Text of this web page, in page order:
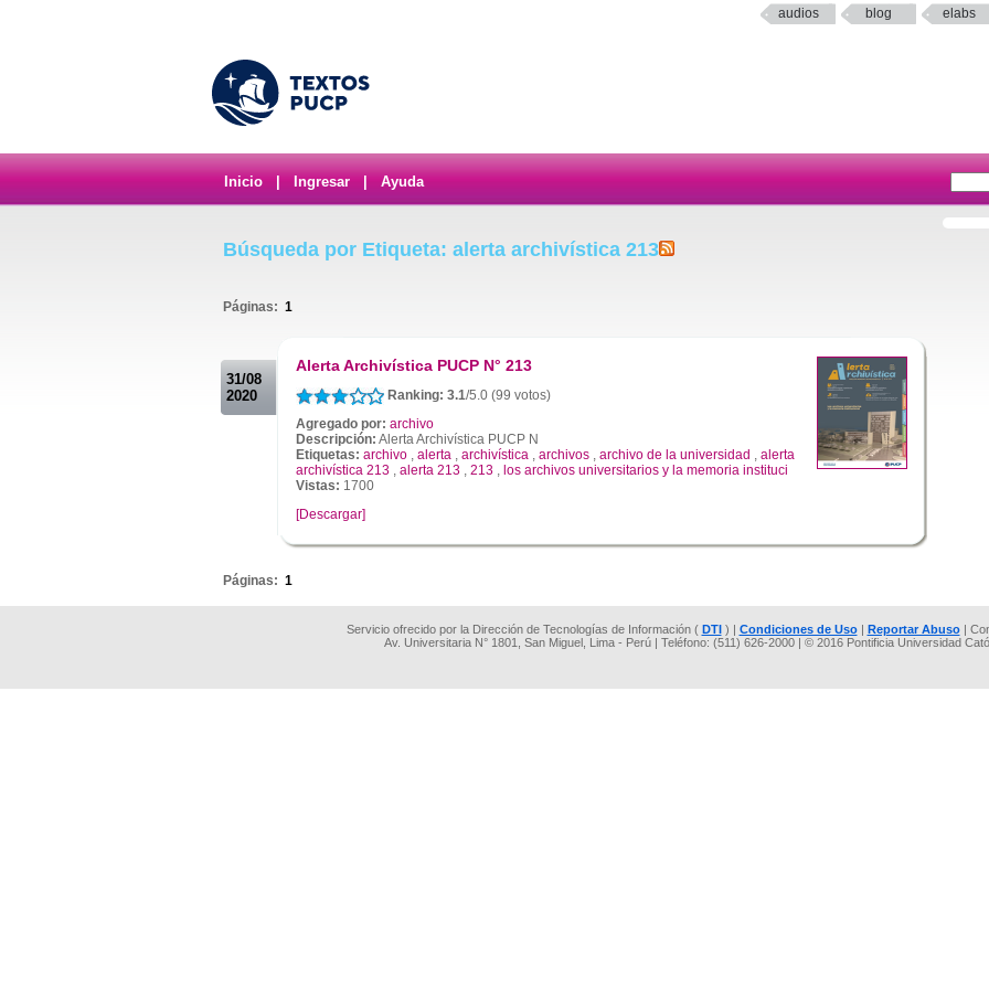
audios blog elabs
Inicio Ingresar Ayuda
Búsqueda por Etiqueta: alerta archivística 213
Páginas: 1
31/08
2020
Alerta Archivística PUCP N° 213
Ranking: 3.1/5.0 (99 votos)
Agregado por: archivo
Descripción: Alerta Archivística PUCP N
Etiquetas: archivo , alerta , archivística , archivos , archivo de la universidad , alerta
archivística 213 , alerta 213 , 213 , los archivos universitarios y la memoria instituci
Vistas: 1700
[Descargar]
Páginas: 1
Servicio ofrecido por la Dirección de Tecnologías de Información ( DTI) | Condiciones de Uso| Reportar Abuso|
Av. Universitaria N° 1801, San Miguel, Lima - Perú | Teléfono: (511) 626-2000 | © 2016 Pontificia Universidad